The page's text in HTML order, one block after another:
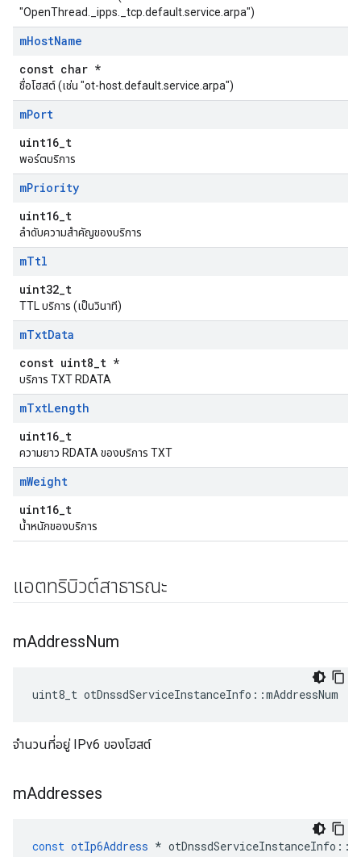
"OpenThread._ipps._tcp.default.service.arpa")
mHostName
const char *
ชื่อโฮสต์ (เช่น "ot-host.default.service.arpa")
mPort
uint16_t
พอร์ตบริการ
mPriority
uint16_t
ลำดับความสำคัญของบริการ
mTtl
uint32_t
TTL บริการ (เป็นวินาที)
mTxtData
const uint8_t *
บริการ TXT RDATA
mTxtLength
uint16_t
ความยาว RDATA ของบริการ TXT
mWeight
uint16_t
น้ำหนักของบริการ
แอตทริบิวต์สาธารณะ
mAddressNum
uint8_t otDnssdServiceInstanceInfo ::mAddressNum
จำนวนที่อยู่ IPv6 ของโฮสต์
mAddresses
const otIp6Address * otDnssdServiceInstanceInfo ::